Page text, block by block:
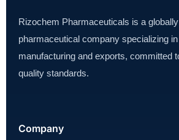
Rizochem Pharmaceuticals is a
pharmaceutical company specializing
manufacturing and exports, committed
quality standards.
Company